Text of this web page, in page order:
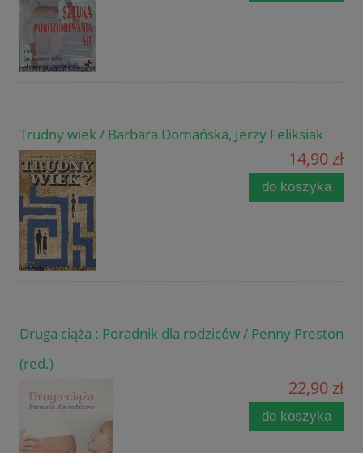
Trudny wiek / Barbara Domańska, Jerzy Feliksiak
14,90 zł
do koszyka
Druga ciąża : Poradnik dla rodziców / Penny Preston
(red.)
22,90 zł
do koszyka